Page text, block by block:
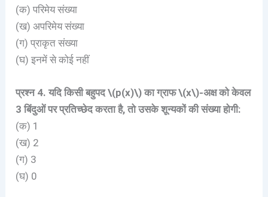
(क) परिमेय संख्या
(ख) अपरिमेय संख्या
(ग) प्राकृत संख्या
(घ) इनमें से कोई नहीं
प्रश्न 4. यदि किसी बहुपद \(p(x)\) का ग्राफ \(x\)-अक्ष को केवल
3 बिंदुओं पर प्रतिच्छेद करता है, तो उसके शून्यकों की संख्या होगी:
(क) 1
(ख) 2
(ग) 3
(घ) 0